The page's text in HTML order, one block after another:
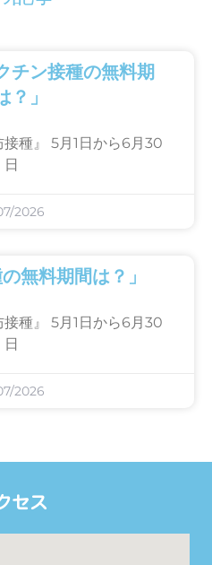
チン接種の無料期
？」
接種』 5月1日から6月30
日
2026
無料期間は？」
接種』 5月1日から6月30
日
2026
セス